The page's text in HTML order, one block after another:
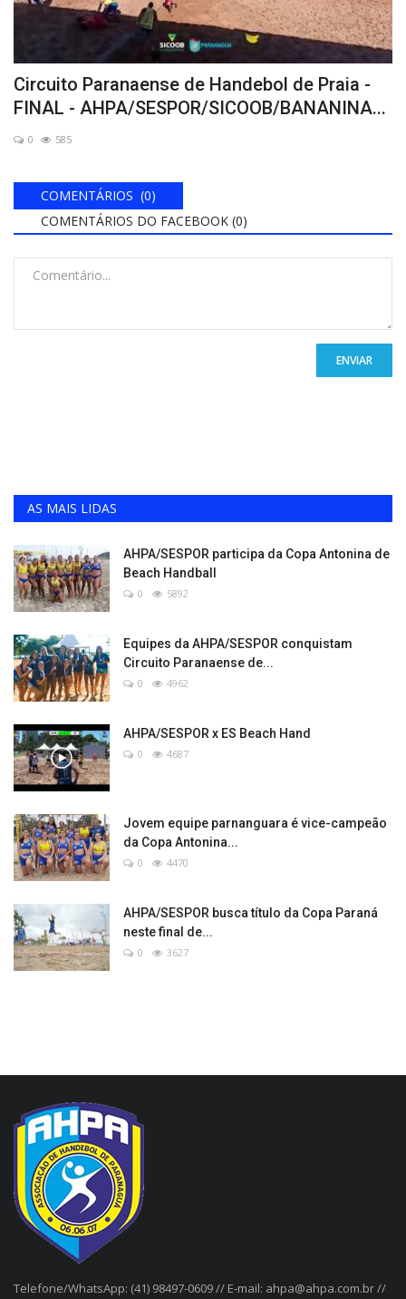
Circuito Paranaense de Handebol de Praia -
FINAL - AHPA/SESPOR/SICOOB/BANANINA...
0 585
COMENTÁRIOS (0)
COMENTÁRIOS DO FACEBOOK (0)
ENVIAR
AS MAIS LIDAS
AHPA/SESPOR participa da Copa Antonina de
Beach Handball
0 5892
Equipes da AHPA/SESPOR conquistam
Circuito Paranaense de...
0 4962
AHPA/SESPOR x ES Beach Hand
0 4687
Jovem equipe parnanguara é vice-campeão
da Copa Antonina...
0 4470
AHPA/SESPOR busca título da Copa Paraná
neste final de...
0 3627
Telefone/WhatsApp: (41) 98497-0609 // E-mail: ahpa@ahpa.com.br //